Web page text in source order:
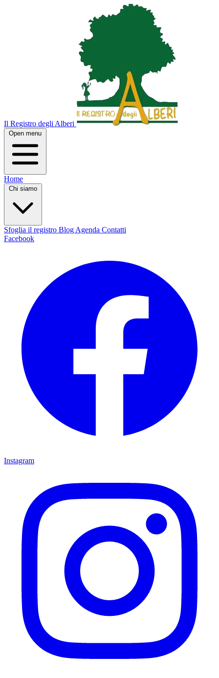
Il Registro degli Alberi
Open menu
Home
Chi siamo
Sfoglia il registro Blog Agenda Contatti
Facebook
Instagram